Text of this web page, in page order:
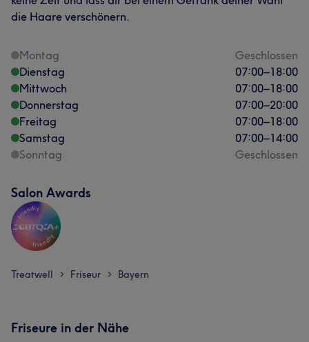
die Haare verschönern.
Montag
Geschlossen
Dienstag
07:00–18:00
Mittwoch
07:00–18:00
Donnerstag
07:00–20:00
Freitag
07:00–18:00
Samstag
07:00–14:00
Sonntag
Geschlossen
Salon Awards
Treatwell > Friseur > Bayern
Friseure in der Nähe